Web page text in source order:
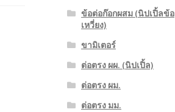
ข้อต่อก๊อกผสม (นิปเปิ้ลข้อ
เหวี่ยง)
ขามิเตอร์
ต่อตรง ผผ. (นิปเปิ้ล)
ต่อตรง ผม.
ต่อตรง มม.